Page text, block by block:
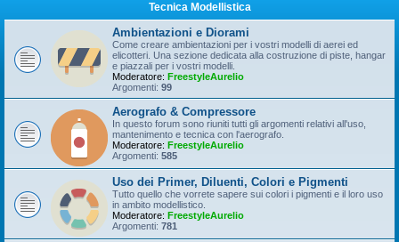
Tecnica Modellistica
Ambientazioni e Diorami
Come creare ambientazioni per i vostri modelli di aerei ed
elicotteri. Una sezione dedicata alla costruzione di piste, hangar
e piazzali per i vostri modelli.
Moderatore: FreestyleAurelio
Argomenti: 99
Aerografo & Compressore
In questo forum sono riuniti tutti gli argomenti relativi all'uso,
mantenimento e tecnica con l'aerografo.
Moderatore: FreestyleAurelio
Argomenti: 585
Uso dei Primer, Diluenti, Colori e Pigmenti
Tutto quello che vorrete sapere sui colori i pigmenti e il loro uso
in ambito modellistico.
Moderatore: FreestyleAurelio
Argomenti: 781